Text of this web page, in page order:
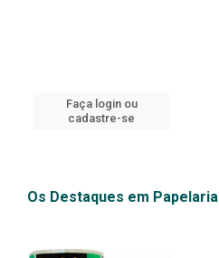
Faça login ou
cadastre-se
Os Destaques em Papelaria